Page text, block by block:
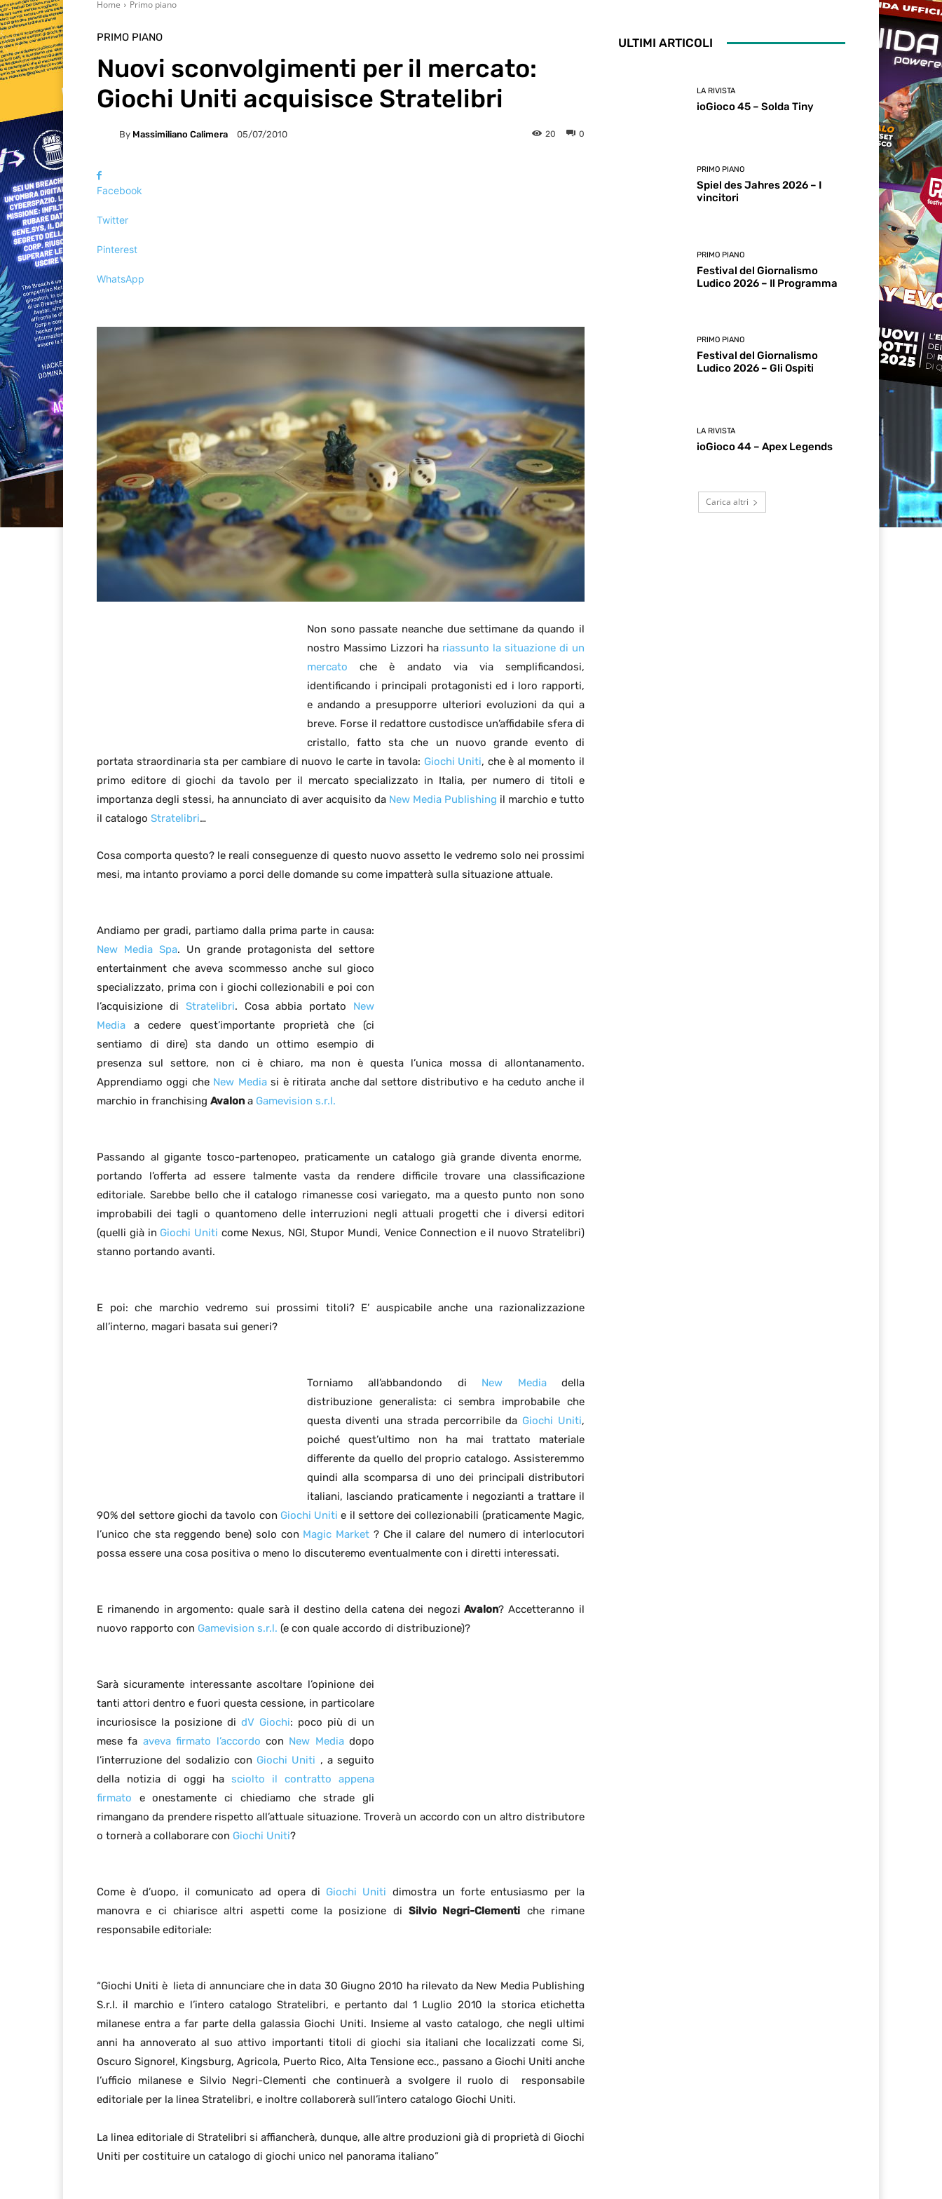
Home Primo piano
PRIMO PIANO
Nuovi sconvolgimenti per il mercato:
Giochi Uniti acquisisce Stratelibri
By Massimiliano Calimera 05/07/2010 0
20
Facebook
Twitter
Pinterest
WhatsApp
Non sono passate neanche due settimane da quando il
nostro Massimo Lizzori ha riassunto la situazione di un
mercato che è andato via via semplificandosi,
identificando i principali protagonisti ed i loro rapporti,
e andando a presupporre ulteriori evoluzioni da qui a
breve. Forse il redattore custodisce un’affidabile sfera di
cristallo, fatto sta che un nuovo grande evento di
portata straordinaria sta per cambiare di nuovo le carte in tavola: Giochi Uniti, che è al momento il
primo editore di giochi da tavolo per il mercato specializzato in Italia, per numero di titoli e
importanza degli stessi, ha annunciato di aver acquisito da New Media Publishing il marchio e tutto
il catalogo Stratelibri…
Cosa comporta questo? le reali conseguenze di questo nuovo assetto le vedremo solo nei prossimi
mesi, ma intanto proviamo a porci delle domande su come impatterà sulla situazione attuale.
Andiamo per gradi, partiamo dalla prima parte in causa:
New Media Spa. Un grande protagonista del settore
entertainment che aveva scommesso anche sul gioco
specializzato, prima con i giochi collezionabili e poi con
l’acquisizione di Stratelibri. Cosa abbia portato New
Media a cedere quest’importante proprietà che (ci
sentiamo di dire) sta dando un ottimo esempio di
presenza sul settore, non ci è chiaro, ma non è questa l’unica mossa di allontanamento.
Apprendiamo oggi che New Mediasi è ritirata anche dal settore distributivo e ha ceduto anche il
marchio in franchising Avalon a Gamevision s.r.l.
Passando al gigante tosco-partenopeo, praticamente un catalogo già grande diventa enorme,
portando l’offerta ad essere talmente vasta da rendere difficile trovare una classificazione
editoriale. Sarebbe bello che il catalogo rimanesse cosi variegato, ma a questo punto non sono
improbabili dei tagli o quantomeno delle interruzioni negli attuali progetti che i diversi editori
(quelli già in Giochi Uniti come Nexus, NGI, Stupor Mundi, Venice Connection e il nuovo Stratelibri)
stanno portando avanti.
E poi: che marchio vedremo sui prossimi titoli? E’ auspicabile anche una razionalizzazione
all’interno, magari basata sui generi?
Torniamo all’abbandondo di New Mediadella
distribuzione generalista: ci sembra improbabile che
questa diventi una strada percorribile da Giochi Uniti,
poiché quest’ultimo non ha mai trattato materiale
differente da quello del proprio catalogo. Assisteremmo
quindi alla scomparsa di uno dei principali distributori
italiani, lasciando praticamente i negozianti a trattare il
90% del settore giochi da tavolo con Giochi Uniti e il settore dei collezionabili (praticamente Magic,
l’unico che sta reggendo bene) solo con Magic Market ? Che il calare del numero di interlocutori
possa essere una cosa positiva o meno lo discuteremo eventualmente con i diretti interessati.
E rimanendo in argomento: quale sarà il destino della catena dei negoziAvalon? Accetteranno il
nuovo rapporto con Gamevision s.r.l. (e con quale accordo di distribuzione)?
Sarà sicuramente interessante ascoltare l’opinione dei
tanti attori dentro e fuori questa cessione, in particolare
incuriosisce la posizione di dV Giochi: poco più di un
mese fa aveva firmato l’accordo con New Mediadopo
l’interruzione del sodalizio con Giochi Uniti , a seguito
della notizia di oggi ha sciolto il contratto appena
firmato e onestamente ci chiediamo che strade gli
rimangano da prendere rispetto all’attuale situazione. Troverà un accordo con un altro distributore
o tornerà a collaborare con Giochi Uniti?
Come è d’uopo, il comunicato ad opera di Giochi Uniti dimostra un forte entusiasmo per la
manovra e ci chiarisce altri aspetti come la posizione diSilvio Negri-Clementi che rimane
responsabile editoriale:
“Giochi Uniti è lieta di annunciare che in data 30 Giugno 2010 ha rilevato da New Media Publishing
S.r.l. il marchio e l’intero catalogo Stratelibri, e pertanto dal 1 Luglio 2010 la storica etichetta
milanese entra a far parte della galassia Giochi Uniti. Insieme al vasto catalogo, che negli ultimi
anni ha annoverato al suo attivo importanti titoli di giochi sia italiani che localizzati come Si,
Oscuro Signore!, Kingsburg, Agricola, Puerto Rico, Alta Tensione ecc., passano a Giochi Uniti anche
l’ufficio milanese e Silvio Negri-Clementi che continuerà a svolgere il ruolo di responsabile
editoriale per la linea Stratelibri, e inoltre collaborerà sull’intero catalogo Giochi Uniti.
La linea editoriale di Stratelibri si affiancherà, dunque, alle altre produzioni già di proprietà di Giochi
Uniti per costituire un catalogo di giochi unico nel panorama italiano”
ULTIMI ARTICOLI
LA RIVISTA
ioGioco 45 – Solda Tiny
PRIMO PIANO
Spiel des Jahres 2026 – I
vincitori
PRIMO PIANO
Festival del Giornalismo
Ludico 2026 – Il Programma
PRIMO PIANO
Festival del Giornalismo
Ludico 2026 – Gli Ospiti
LA RIVISTA
ioGioco 44 – Apex Legends
Carica altri